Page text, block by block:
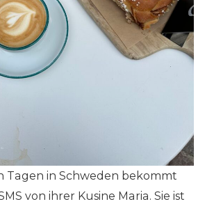
Tagen in Schweden bekommt
von ihrer Kusine Maria. Sie ist